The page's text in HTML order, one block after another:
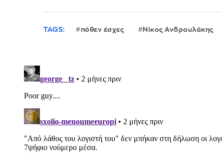
TAGS: πόθεν έσχες Νίκος Ανδρουλάκης